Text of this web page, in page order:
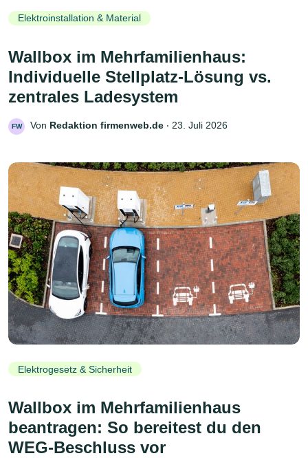
Elektroinstallation & Material
Wallbox im Mehrfamilienhaus:
Individuelle Stellplatz-Lösung vs.
zentrales Ladesystem
FW Von Redaktion firmenweb.de ‧ 23. Juli 2026
Elektrogesetz & Sicherheit
Wallbox im Mehrfamilienhaus
beantragen: So bereitest du den
WEG-Beschluss vor